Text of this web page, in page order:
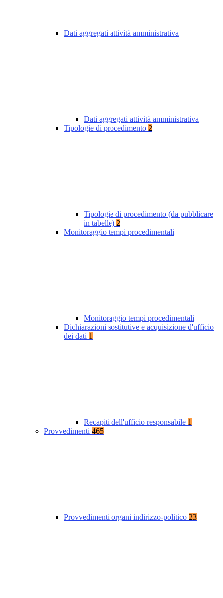
Dati aggregati attività amministrativa
Dati aggregati attività amministrativa
Tipologie di procedimento 2
Tipologie di procedimento (da pubblicare
in tabelle) 2
Monitoraggio tempi procedimentali
Monitoraggio tempi procedimentali
Dichiarazioni sostitutive e acquisizione d'ufficio
dei dati 1
Recapiti dell'ufficio responsabile 1
Provvedimenti 465
Provvedimenti organi indirizzo-politico 23